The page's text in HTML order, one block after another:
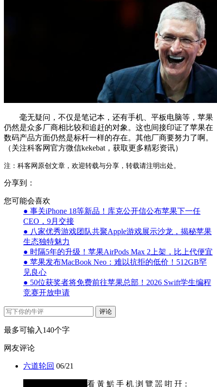
毫无疑问，不仅是笔记本，还有手机、平板电脑等，苹果
仍然是众多厂商相比较和追赶的对象。这也间接印证了苹果在
数码产品方面仍然是标杆一样的存在。其他厂商要努力了啊。
（关注科客网官方微信kekebat，获取更多精彩资讯）
注：科客网原创文章，欢迎转载与分享，转载请注明出处。
分享到：
您可能会喜欢
● 事关iPhone 18等新品！库克公开信公布苹果下一任
CEO，9月交接
● 八家优秀游戏团队共聚Apple游戏展示沙龙，揭秘苹果
生态独特魅力
● 时隔5年的升级！苹果AirPods Max 2上架，比上代便宜
● 苹果发布MacBook Neo：难以抗拒的低价！512GB罕
见良心
● 50位获奖者将免费前往苹果总部！2026 Swift学生编程
竞赛开放申请
评论
最多可输入140个字
网友评论
六道轮回 06/21
████████████看 黃 魸 手 机 浏 覽 噐 咑 幵：